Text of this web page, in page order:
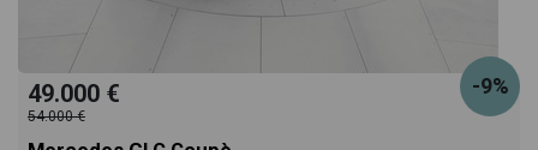
-9%
49.000 €
54.000 €